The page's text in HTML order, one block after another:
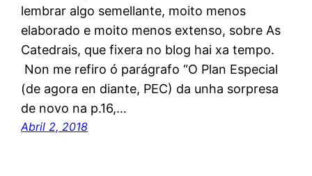
lembrar algo semellante, moito menos
elaborado e moito menos extenso, sobre As
Catedrais, que fixera no blog hai xa tempo.
Non me refiro ó parágrafo “O Plan Especial
(de agora en diante, PEC) da unha sorpresa
de novo na p.16,…
Abril 2, 2018